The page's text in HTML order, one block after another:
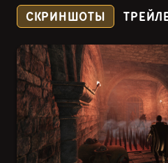
СКРИНШОТЫ